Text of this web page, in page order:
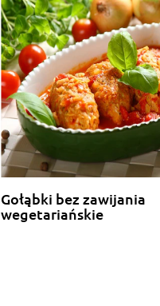
Gołąbki bez zawijania
wegetariańskie